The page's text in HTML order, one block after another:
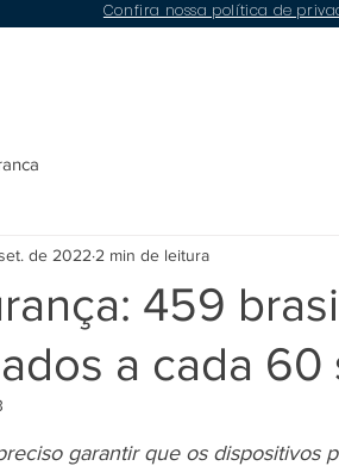
Confira nossa política de
459
a cada 60
de 2022 2 min de leitura
estrelas.
garantir que os dispositivos